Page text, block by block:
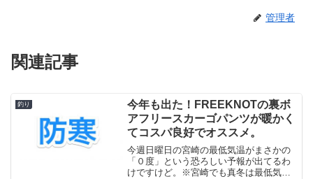
管理者
関連記事
釣り
今年も出た！FREEKNOTの裏ボ
アフリースカーゴパンツが暖かく
てコスパ良好でオススメ。
今週日曜日の宮崎の最低気温がまさかの
「０度」という恐ろしい予報が出てるわ
けですけど。※宮崎でも真冬は最低気温